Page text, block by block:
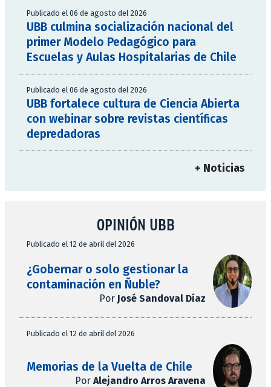
Publicado el 06 de agosto del 2026
UBB culmina socialización nacional del
primer Modelo Pedagógico para
Escuelas y Aulas Hospitalarias de Chile
Publicado el 06 de agosto del 2026
UBB fortalece cultura de Ciencia Abierta
con webinar sobre revistas científicas
depredadoras
+ Noticias
OPINIÓN UBB
Publicado el 12 de abril del 2026
¿Gobernar o solo gestionar la
contaminación en Ñuble?
Por José Sandoval Díaz
Publicado el 12 de abril del 2026
Memorias de la Vuelta de Chile
Por Alejandro Arros Aravena